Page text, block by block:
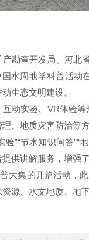
勘查开发局、河北
水周地学科普活动
生态文明建设。
动实验、VR体验
、地质灾害防治等
验”“节水知识问答
供讲解服务，增强
大集的开篇活动，
源、水文地质、地